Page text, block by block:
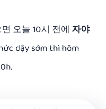
오늘 10시 전에 자야
dậy sớm thì hôm